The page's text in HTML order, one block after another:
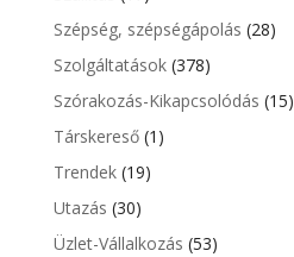
Szépség, szépségápolás (28)
Szolgáltatások(378)
Szórakozás-Kikapcsolódás (15)
Társkereső(1)
Trendek(19)
Utazás (30)
Üzlet-Vállalkozás (53)